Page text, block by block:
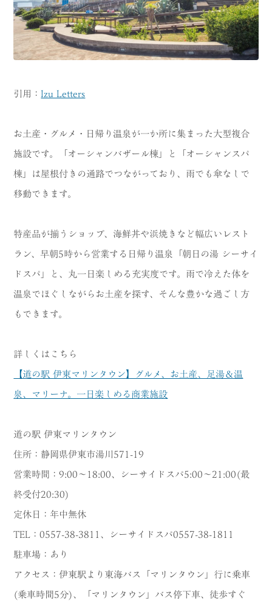
引用： Izu Letters
お土産・グルメ・日帰り温泉が一か所に集まった大型複合
施設です。「オーシャンバザール棟」と「オーシャンスパ
棟」は屋根付きの通路でつながっており、雨でも傘なしで
移動できます。
特産品が揃うショップ、海鮮丼や浜焼きなど幅広いレスト
ラン、早朝5時から営業する日帰り温泉「朝日の湯 シーサイ
ドスパ」と、丸一日楽しめる充実度です。雨で冷えた体を
温泉でほぐしながらお土産を探す、そんな豊かな過ごし方
もできます。
詳しくはこちら
【道の駅 伊東マリンタウン】グルメ、お土産、足湯＆温
泉、マリーナ。一日楽しめる商業施設
道の駅 伊東マリンタウン
住所：静岡県伊東市湯川571-19
営業時間：9:00～18:00、シーサイドスパ5:00～21:00(最
終受付20:30)
定休日：年中無休
TEL：0557-38-3811、シーサイドスパ0557-38-1811
駐車場：あり
アクセス：伊東駅より東海バス「マリンタウン」行に乗車
(乗車時間5分)、「マリンタウン」バス停下車、徒歩すぐ